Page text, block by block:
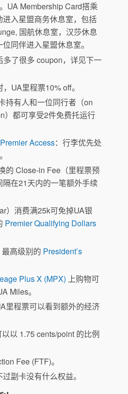
UA Membership Card搭乘
入星盟商务休息室，包括
国航休息室，汉莎休息
同伴进入星盟休息室。
多了很多 coupon，详见下一
UA里程票10% off。
持有人和一位同行者（on
）都可享受2件免费托运行
Premier Access：行李优先处
的 Close-in Fee（里程票预
在21天内的一笔额外手续
）消费满25k可免掉UA银
Premier Qualifying Dollars
高级别的 President’s
Plus X (MPX) 上购物可
Miles。
里程票可以看到额外的经济
以 1.75 cents/point 的比例
Fee (FTF)。
副卡没有什么权益。